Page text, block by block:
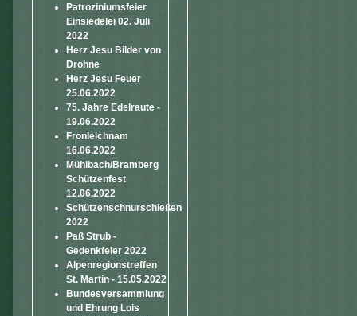
Patroziniumsfeier
Einsiedelei 02. Juli
2022
Herz Jesu Bilder von
Drohne
Herz Jesu Feuer
25.06.2022
75. Jahre Edelraute -
19.06.2022
Fronleichnam
16.06.2022
Mühlbach/Bramberg
Schützenfest
12.06.2022
Schützenschnurschießen
2022
Paß Strub -
Gedenkfeier 2022
Alpenregionstreffen
St. Martin - 15.05.2022
Bundesversammlung
und Ehrung Lois